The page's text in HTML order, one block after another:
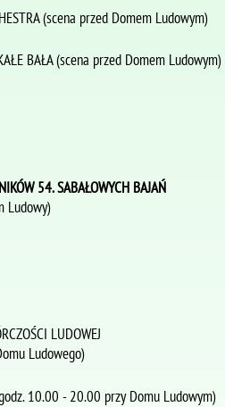
(scena przed Domem Ludowym)
BAŁA (scena przed Domem Ludowym)
54. SABAŁOWYCH BAJAŃ
Ludowy)
LUDOWEJ
Ludowego)
godz. 10.00 - 20.00 przy Domu Ludowym)